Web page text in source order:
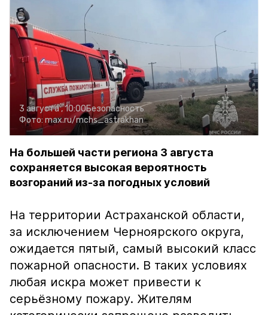
3 августа , 10:00Безопасность
Фото: max.ru/mchs_astrakhan
На большей части региона 3 августа
сохраняется высокая вероятность
возгораний из-за погодных условий
На территории Астраханской области,
за исключением Черноярского округа,
ожидается пятый, самый высокий класс
пожарной опасности. В таких условиях
любая искра может привести к
серьёзному пожару. Жителям